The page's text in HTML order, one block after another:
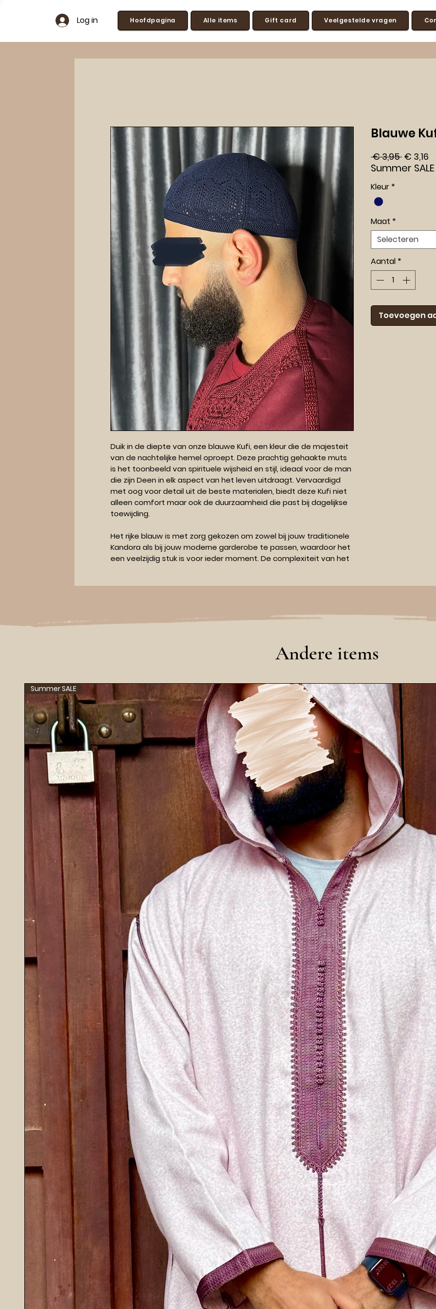
Log in Hoofdpagina Alle items Gift card Veelgestelde vragen
Duik in de diepte van onze blauwe Kufi, een kleur die de majesteit
van de nachtelijke hemel oproept. Deze prachtig gehaakte muts
is het toonbeeld van spirituele wijsheid en stijl, ideaal voor de man
die zijn Deen in elk aspect van het leven uitdraagt. Vervaardigd
met oog voor detail uit de beste materialen, biedt deze Kufi niet
alleen comfort maar ook de duurzaamheid die past bij dagelijkse
toewijding.
Het rijke blauw is met zorg gekozen om zowel bij jouw traditionele
Kandora als bij jouw moderne garderobe te passen, waardoor het
een veelzijdig stuk is voor ieder moment. De complexiteit van het
Draag deze blauwe Kufi als een kroon van toewijding, een symbool
van jouw verbondenheid met al-Islam en een expressie van
je waardeert, zorgvuldig samengebracht door The Kandora
Blauwe
€ 3,95
prijs
€ 3,16
Summer SALE
Kleur *
Maat *
Selecteren
Aantal *
Toevoegen
Andere items
Summer SALE